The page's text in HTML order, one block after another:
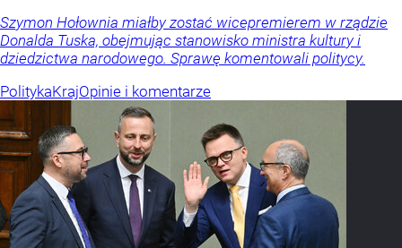
Szymon Hołownia miałby zostać wicepremierem w rządzie
Donalda Tuska, obejmując stanowisko ministra kultury i
dziedzictwa narodowego. Sprawę komentowali politycy.
PolitykaKrajOpinie i komentarze